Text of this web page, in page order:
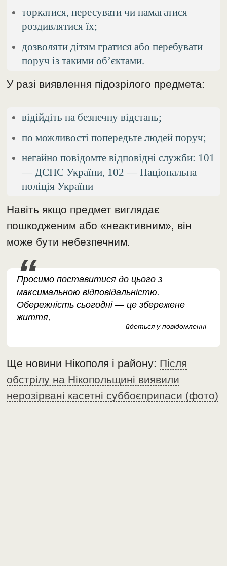
торкатися, пересувати чи намагатися
роздивлятися їх;
дозволяти дітям гратися або перебувати
поруч із такими об’єктами.
У разі виявлення підозрілого предмета:
відійдіть на безпечну відстань;
по можливості попередьте людей поруч;
негайно повідомте відповідні служби: 101
— ДСНС України, 102 — Національна
поліція України
Навіть якщо предмет виглядає
пошкодженим або «неактивним», він
може бути небезпечним.
Просимо поставитися до цього з
максимальною відповідальністю.
Обережність сьогодні — це збережене
життя,
– йдеться у повідомленні
Ще новини Нікополя і району: Після
обстрілу на Нікопольщині виявили
нерозірвані касетні суббоєприпаси (фото)